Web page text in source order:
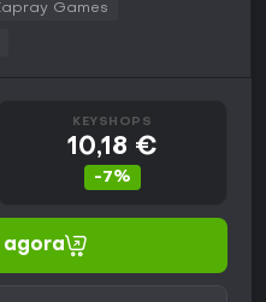
Games
KEYSHOPS
10,18 €
-7%
agora